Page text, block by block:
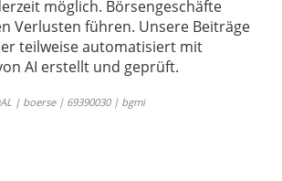
möglich. Börsengeschäfte
Verlusten führen. Unsere Beiträge
teilweise automatisiert mit
AI erstellt und geprüft.
| boerse | 69390030 | bgmi